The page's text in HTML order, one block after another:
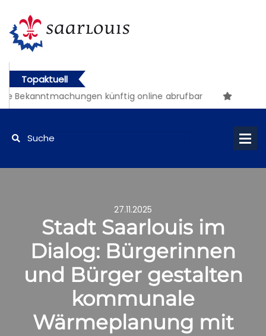
Topaktuell
künftig online abrufbar
27.11.2025
Stadt Saarlouis im
Dialog: Bürgerinnen
und Bürger gestalten
kommunale
Wärmeplanung mit